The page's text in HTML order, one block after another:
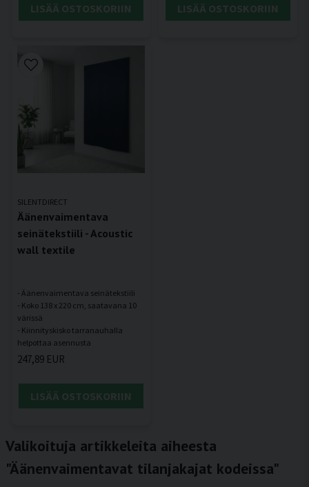
LISÄÄ OSTOSKORIIN LISÄÄ OSTOSKORIIN
SILENTDIRECT
Äänenvaimentava
seinätekstiili - Acoustic
wall textile
- Äänenvaimentava seinätekstiili
- Koko 138 x 220 cm, saatavana 10
värissä
- Kiinnityskisko tarranauhalla
247,89 EUR
LISÄÄ OSTOSKORIIN
Valikoituja artikkeleita aiheesta
"Äänenvaimentavat tilanjakajat kodeissa"